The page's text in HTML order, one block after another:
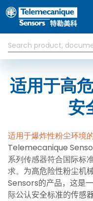
适用于高
安
适用于爆炸性粉尘环境
Telemecanique
系列传感器符合国际标
求。 为高危险性粉尘机
Sensors的产品，这是
际公认安全标准的传感器